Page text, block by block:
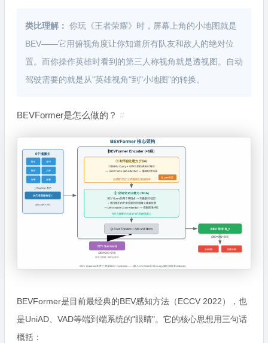
类比理解： 你玩《王者荣耀》时，屏幕上角的小地图就是
BEV——它用俯视角度让你知道所有队友和敌人的绝对位
置。而你操作英雄时看到的第三人称视角就是透视图。自动
驾驶需要的就是从"英雄视角"到"小地图"的转换。
BEVFormer是怎么做的？ #
BEVFormer是目前最经典的BEV感知方法（ECCV 2022），也
是UniAD、VAD等端到端系统的"眼睛"。它的核心思想用三句话
概括：